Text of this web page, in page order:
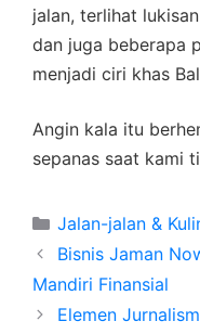
jalan, terlihat
dan juga beberapa
menjadi ciri khas
Angin kala itu
sepanas saat kami
Categories
Jalan-jalan &
Bisnis Jaman
Mandiri Finansial
Elemen